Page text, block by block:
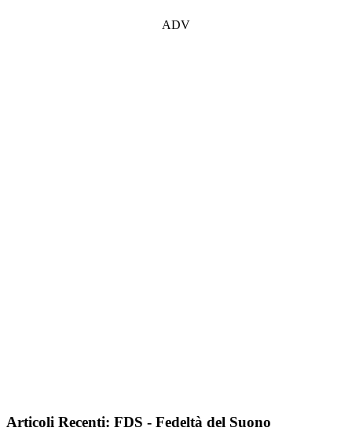
ADV
Articoli Recenti: FDS - Fedeltà del Suono